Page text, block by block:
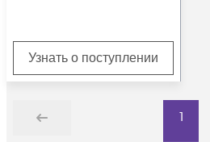
Узнать о поступлении
Назад
1